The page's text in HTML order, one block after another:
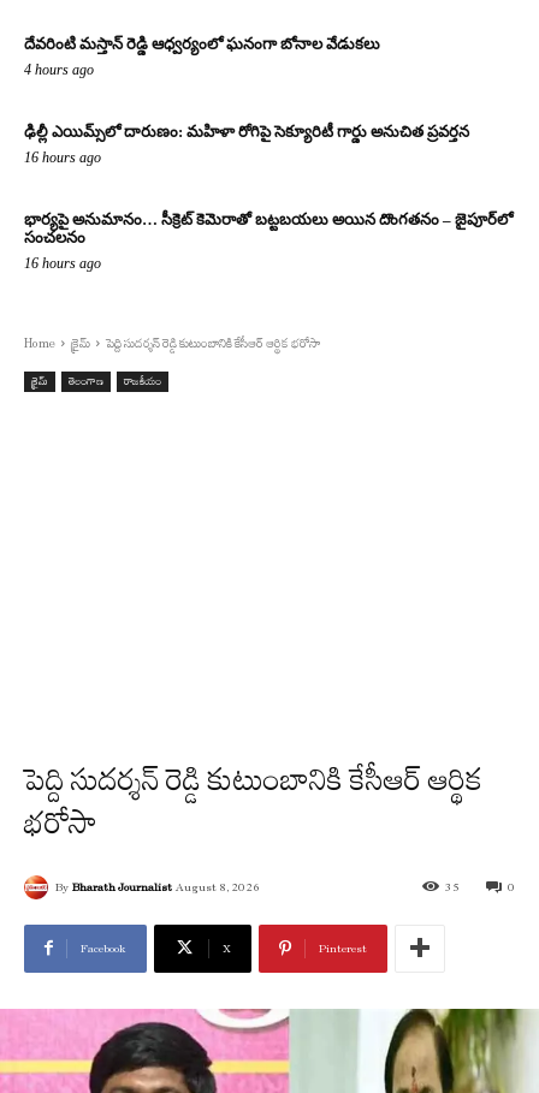
దేవరింటి మస్తాన్ రెడ్డి ఆధ్వర్యంలో ఘనంగా బోనాల వేడుకలు
4 hours ago
ఢిల్లీ ఎయిమ్స్‌లో దారుణం: మహిళా రోగిపై సెక్యూరిటీ గార్డు అనుచిత ప్రవర్తన
16 hours ago
భార్యపై అనుమానం… సీక్రెట్ కెమెరాతో బట్టబయలు అయిన దొంగతనం – జైపూర్‌లో
సంచలనం
16 hours ago